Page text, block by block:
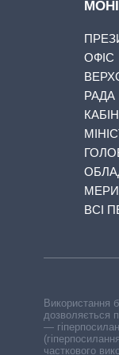
ОФІС
РАДА
МЕРИ
ВСІ
Використання
дозволяється
—
часткового